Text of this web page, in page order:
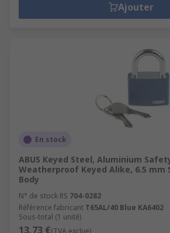
Ajouter
En stock
ABUS Keyed Steel, Aluminium
Weatherproof Keyed Alike, 6.5 mm
Body
N° de stock RS 704-0282
Référence fabricant T65AL/40 Blue KA6402
Sous-total (1 unité)
13,73 €(TVA exclue)